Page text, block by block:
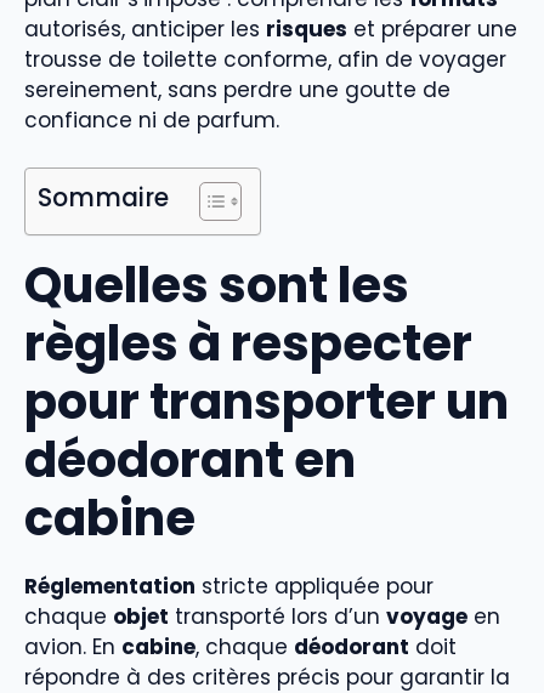
autorisés, anticiper les risques et préparer une
trousse de toilette conforme, afin de voyager
sereinement, sans perdre une goutte de
confiance ni de parfum.
Sommaire
Quelles sont les
règles à respecter
pour transporter un
déodorant en
cabine
Réglementation stricte appliquée pour
chaque objet transporté lors d’un voyage en
avion. En cabine, chaque déodorant doit
répondre à des critères précis pour garantir la